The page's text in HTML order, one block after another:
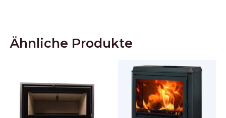
Ähnliche Produkte